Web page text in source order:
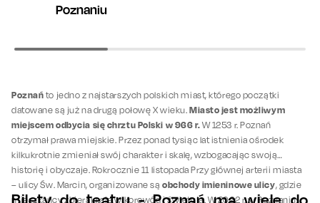
Poznaniu
Poznań to jedno z najstarszych polskich miast, którego początki
datowane są już na drugą połowę X wieku. Miasto jest możliwym
miejscem odbycia się chrztu Polski w 966 r. W 1253 r. Poznań
otrzymał prawa miejskie. Przez ponad tysiąc lat istnienia ośrodek
kilkukrotnie zmieniał swój charakter i skalę, wzbogacając swoją
historię i obyczaje. Rokrocznie 11 listopada Przy głównej arterii miasta
– ulicy Św. Marcin, organizowane sąobchody imieninowe ulicy, gdzie
mieszkańcy zbierają się w korowód i świętują. W 2022 r. w Poznaniu